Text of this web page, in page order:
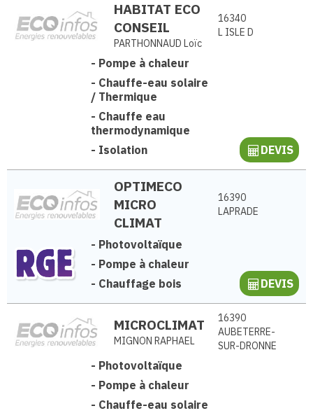
HABITAT ECO
CONSEIL
PARTHONNAUD Loïc
16340
L ISLE D
- Pompe à chaleur
- Chauffe-eau solaire
/ Thermique
- Chauffe eau
thermodynamique
- Isolation DEVIS
OPTIMECO
MICRO
CLIMAT
16390
LAPRADE
- Photovoltaïque
- Pompe à chaleur
- Chauffage bois DEVIS
MICROCLIMAT
MIGNON RAPHAEL
16390
AUBETERRE-
SUR-DRONNE
- Photovoltaïque
- Pompe à chaleur
- Chauffe-eau solaire